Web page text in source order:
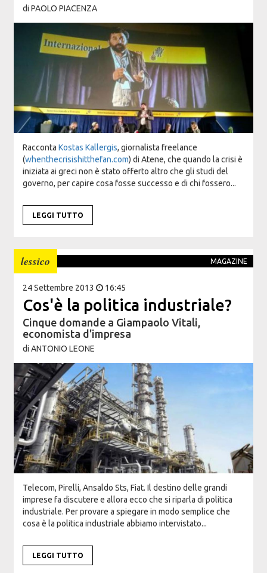
di PAOLO PIACENZA
Racconta Kostas Kallergis, giornalista freelance
(whenthecrisishitthefan.com) di Atene, che quando la crisi è
iniziata ai greci non è stato offerto altro che gli studi del
governo, per capire cosa fosse successo e di chi fossero...
LEGGI TUTTO
lessico MAGAZINE
24 Settembre 2013 16:45
Cos'è la politica industriale?
Cinque domande a Giampaolo Vitali,
economista d'impresa
di ANTONIO LEONE
Telecom, Pirelli, Ansaldo Sts, Fiat. Il destino delle grandi
imprese fa discutere e allora ecco che si riparla di politica
industriale. Per provare a spiegare in modo semplice che
cosa è la politica industriale abbiamo intervistato...
LEGGI TUTTO